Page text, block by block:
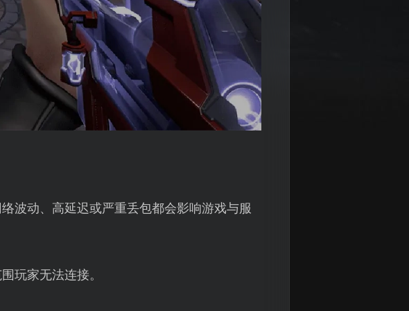
波动、高延迟或严重丢包都会影响游戏与服
玩家无法连接。